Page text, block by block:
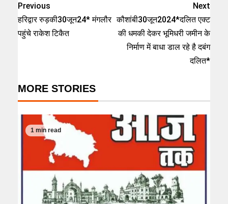
Previous
हरिद्वार रुड़की30जून24* मंगलौर
पहुंचे राकेश टिकैत
Next
कौशांबी30जून2024*दलित एक्ट
की धमकी देकर भूमिधरी जमीन के
निर्माण में बाधा डाल रहे है दबंग
दलित*
MORE STORIES
1 min read